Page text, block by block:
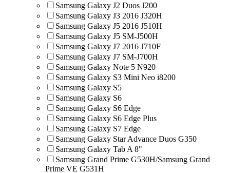
Samsung Galaxy J2 Duos J200
Samsung Galaxy J3 2016 J320H
Samsung Galaxy J5 2016 J510H
Samsung Galaxy J5 SM-J500H
Samsung Galaxy J7 2016 J710F
Samsung Galaxy J7 SM-J700H
Samsung Galaxy Note 5 N920
Samsung Galaxy S3 Mini Neo i8200
Samsung Galaxy S5
Samsung Galaxy S6
Samsung Galaxy S6 Edge
Samsung Galaxy S6 Edge Plus
Samsung Galaxy S7 Edge
Samsung Galaxy Star Advance Duos G350
Samsung Galaxy Tab A 8"
Samsung Grand Prime G530H/Samsung Grand
Prime VE G531H